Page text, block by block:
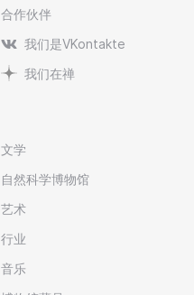
合作伙伴
我们是VKontakte
我们在禅
文学
自然科学博物馆
艺术
行业
音乐